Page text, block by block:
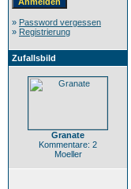
» Password vergessen
» Registrierung
Zufallsbild
Granate
Kommentare: 2
Moeller